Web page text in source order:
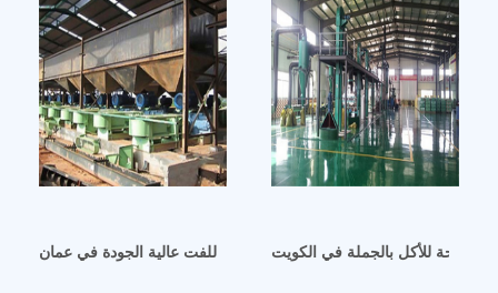
آلة عصر زيت بذور اللفت عالية الجودة في عمانللأكل بالجملة في الكويت